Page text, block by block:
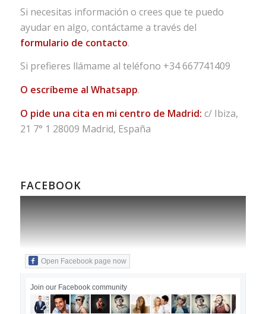
Si necesitas información o crees que te puedo
ayudar en algo, contáctame a través del
formulario de contacto.
Si prefieres llámame al teléfono +34 667741409
O escríbeme al Whatsapp.
O pide una cita en mi centro de Madrid: c/ Ibiza,
21 7° 1 28009 Madrid, España
FACEBOOK
Open Facebook page now
Join our Facebook community